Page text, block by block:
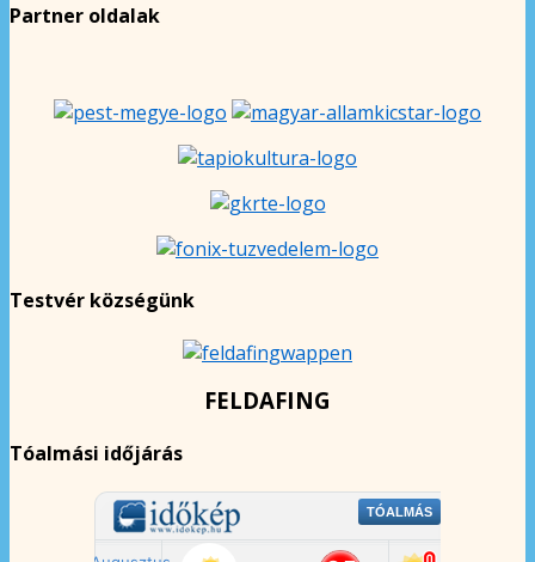
Partner oldalak
Testvér községünk
FELDAFING
Tóalmási időjárás